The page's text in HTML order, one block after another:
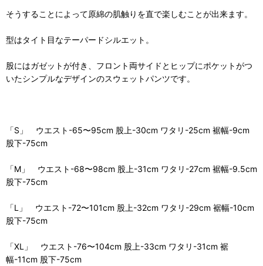
そうすることによって原綿の肌触りを直で楽しむことが出来ます。
型はタイト目なテーパードシルエット。
股にはガゼットが付き、フロント両サイドとヒップにポケットがつ
いたシンプルなデザインのスウェットパンツです。
「S」 ウエスト-65〜95cm 股上-30cm ワタリ-25cm 裾幅-9cm
股下-75cm
「M」 ウエスト-68〜98cm 股上-31cm ワタリ-27cm 裾幅-9.5cm
股下-75cm
「L」 ウエスト-72〜101cm 股上-32cm ワタリ-29cm 裾幅-10cm
股下-75cm
「XL」 ウエスト-76〜104cm 股上-33cm ワタリ-31cm 裾
幅-11cm 股下-75cm